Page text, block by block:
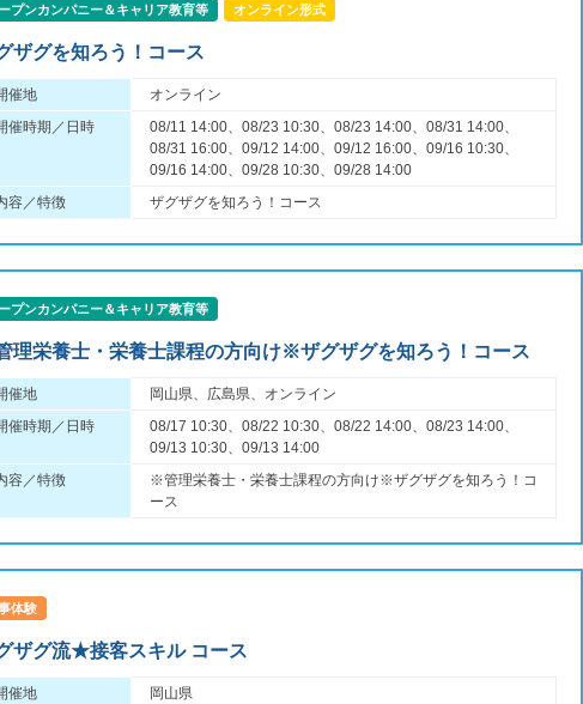
プンカンパニー＆キャリア教育等 オンライン形式
ザグを知ろう！コース
催地
オンライン
催時期／日時
08/11 14:00、08/23 10:30、08/23 14:00、08/31 14:00、
08/31 16:00、09/12 14:00、09/12 16:00、09/16 10:30、
09/16 14:00、09/28 10:30、09/28 14:00
容／特徴
ザグザグを知ろう！コース
プンカンパニー＆キャリア教育等
理栄養士・栄養士課程の方向け※ザグザグを知ろう！コース
催地
岡山県、広島県、オンライン
催時期／日時
08/17 10:30、08/22 10:30、08/22 14:00、08/23 14:00、
09/13 10:30、09/13 14:00
容／特徴
※管理栄養士・栄養士課程の方向け※ザグザグを知ろう！コ
ース
体験
ザグ流★接客スキル コース
催地 岡山県